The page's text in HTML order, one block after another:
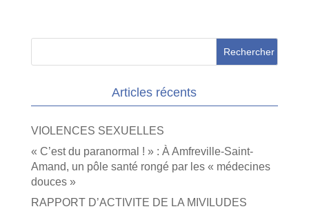
Articles récents
VIOLENCES SEXUELLES
« C’est du paranormal ! » : À Amfreville-Saint-
Amand, un pôle santé rongé par les « médecines
douces »
RAPPORT D’ACTIVITE DE LA MIVILUDES